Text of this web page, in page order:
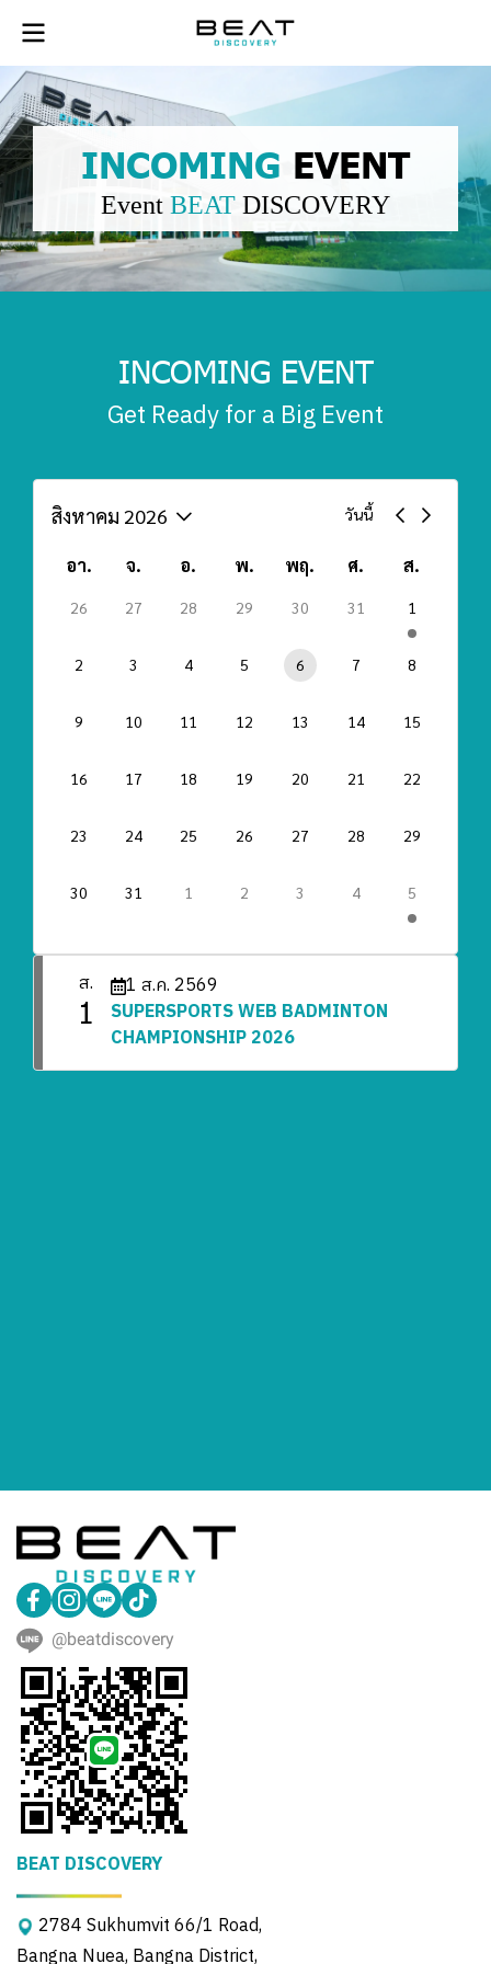
INCOMING EVENT
Event BEAT DISCOVERY
INCOMING EVENT
Get Ready for a Big Event
สิงหาคม 2026 วันนี้
อา. จ. อ. พ. พฤ. ศ. ส.
26 27 28 29 30 31 1
2 3 4 5 6 7 8
9 10 11 12 13 14 15
16 17 18 19 20 21 22
23 24 25 26 27 28 29
30 31 1 2 3 4 5
ส.
1
1 ส.ค. 2569
SUPERSPORTS WEB BADMINTON
CHAMPIONSHIP 2026
@beatdiscovery
BEAT DISCOVERY
2784 Sukhumvit 66/1 Road,
Bangna Nuea, Bangna District,